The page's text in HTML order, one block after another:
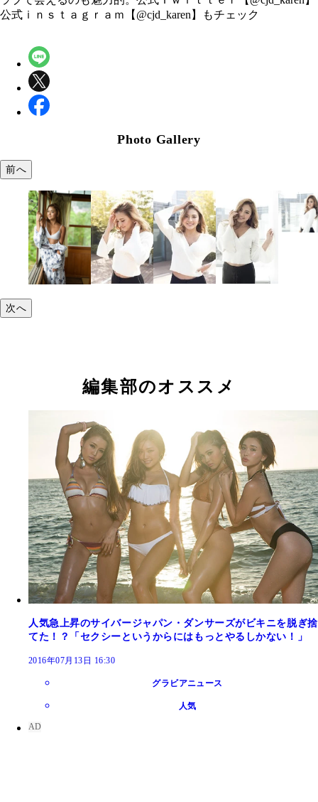
公式ｉｎｓｔａｇｒａｍ【@cjd_karen】もチェック
Photo Gallery
前へ
次へ
編集部のオススメ
人気急上昇のサイバージャパン・ダンサーズがビキニを脱ぎ捨
てた！？「セクシーというからにはもっとやるしかない！」
2016年07月13日 16:30
グラビアニュース
人気